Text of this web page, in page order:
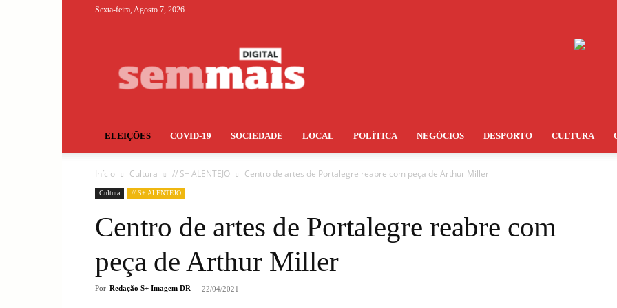
Sexta-feira, Agosto 7, 2026
ELEIÇÕES COVID-19 SOCIEDADE LOCAL POLÍTICA NEGÓCIOS DESPORTO CULTURA
Início Cultura // S+ ALENTEJO Centro de artes de Portalegre reabre com peça de Arthur Miller
Cultura // S+ ALENTEJO
Centro de artes de Portalegre reabre com
peça de Arthur Miller
Por Redação S+ Imagem DR - 22/04/2021